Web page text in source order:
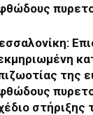
της
στήριξης